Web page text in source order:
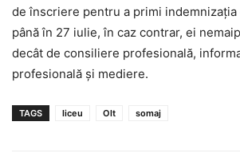
de înscriere pentru a primi indemnizația
până în 27 iulie, în caz contrar, ei
decât de consiliere profesională,
profesională și mediere.
TAGS liceu Olt somaj